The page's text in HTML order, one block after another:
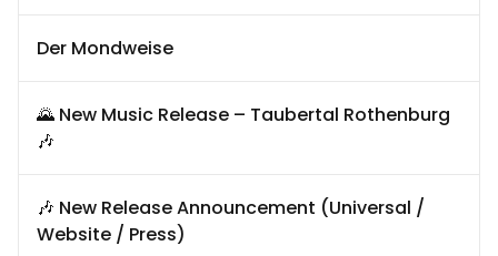
Der Mondweise
🌄 New Music Release – Taubertal Rothenburg
🎶
🎶 New Release Announcement (Universal /
Website / Press)